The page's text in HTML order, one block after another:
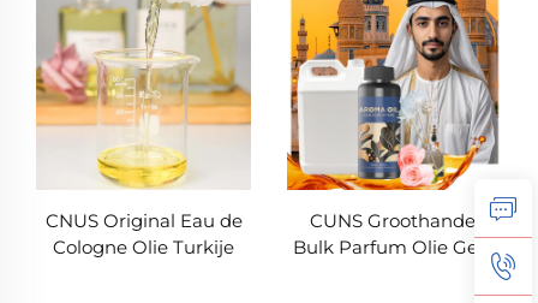
CNUS Original Eau de
Cologne Olie Turkije
CUNS Groothandel
Bulk Parfum Olie Geur
Arabische Geur Franse